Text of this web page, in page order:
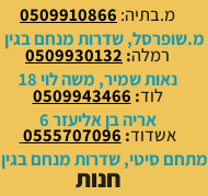
מ.בתיה: 0509910866
מ.שופרסל, שדרות מנחם בגין 2
רמלה:
0509930132
נאות שמיר, משה לוי 18
לוד:
0509943466
אריה בן אליעזר 6
אשדוד:
0555707096
מתחם סיטי, שדרות מנחם בגין 7
חנות